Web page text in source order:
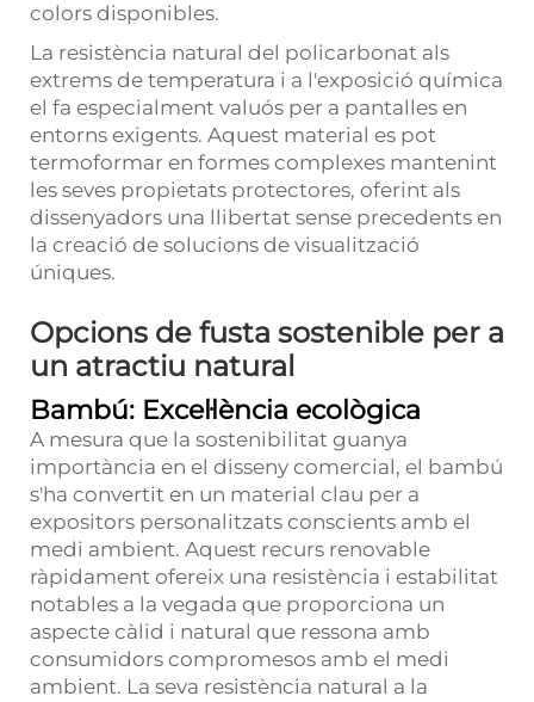
colors disponibles.
La resistència natural del policarbonat als
extrems de temperatura i a l'exposició química
el fa especialment valuós per a pantalles en
entorns exigents. Aquest material es pot
termoformar en formes complexes mantenint
les seves propietats protectores, oferint als
dissenyadors una llibertat sense precedents en
la creació de solucions de visualització
úniques.
Opcions de fusta sostenible per a
un atractiu natural
Bambú: Excel·lència ecològica
A mesura que la sostenibilitat guanya
importància en el disseny comercial, el bambú
s'ha convertit en un material clau per a
expositors personalitzats conscients amb el
medi ambient. Aquest recurs renovable
ràpidament ofereix una resistència i estabilitat
notables a la vegada que proporciona un
aspecte càlid i natural que ressona amb
consumidors compromesos amb el medi
ambient. La seva resistència natural a la